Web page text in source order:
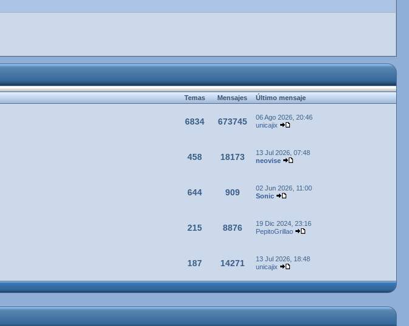
TemasMensajesÚltimo mensaje
6834 673745
06 Ago 2026, 20:46
unicajix
458 18173
13 Jul 2026, 07:48
neovise
644 909
02 Jun 2026, 11:00
Sonic
215 8876
19 Dic 2024, 23:16
PepitoGrillao
187 14271
13 Jul 2026, 18:48
unicajix